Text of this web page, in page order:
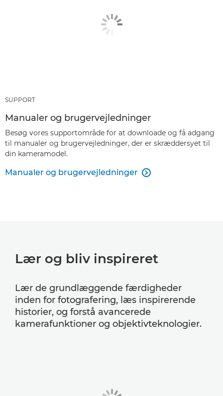
SUPPORT
Manualer og brugervejledninger
Besøg vores supportområde for at downloade og få adgang
til manualer og brugervejledninger, der er skræddersyet til
din kameramodel.
Manualer og brugervejledninger 
Lær og bliv inspireret
Lær de grundlæggende færdigheder
inden for fotografering, læs inspirerende
historier, og forstå avancerede
kamerafunktioner og objektivteknologier.